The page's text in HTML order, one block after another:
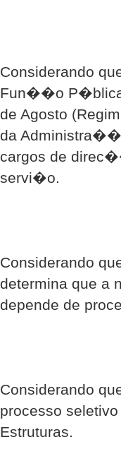
Considerando
Fun��o
de Agosto
da
cargos de
servi�o.
Considerando
determina que
depende de
Considerando
processo
Estruturas.